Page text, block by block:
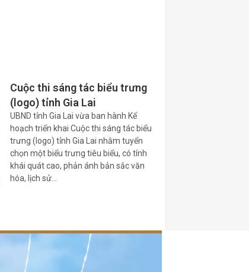
Cuộc thi sáng tác biểu trưng
(logo) tỉnh Gia Lai
UBND tỉnh Gia Lai vừa ban hành Kế
hoạch triển khai Cuộc thi sáng tác biểu
trưng (logo) tỉnh Gia Lai nhằm tuyển
chọn một biểu trưng tiêu biểu, có tính
khái quát cao, phản ánh bản sắc văn
hóa, lịch sử…